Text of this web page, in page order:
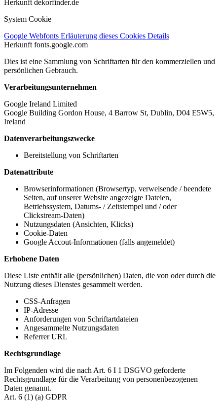
Herkunft dekorfinder.de
System Cookie
Google Webfonts Erläuterung dieses Cookies Details
Herkunft fonts.google.com
Dies ist eine Sammlung von Schriftarten für den kommerziellen und
persönlichen Gebrauch.
Verarbeitungsunternehmen
Google Ireland Limited
Google Building Gordon House, 4 Barrow St, Dublin, D04 E5W5,
Ireland
Datenverarbeitungszwecke
Bereitstellung von Schriftarten
Datenattribute
Browserinformationen (Browsertyp, verweisende / beendete
Seiten, auf unserer Website angezeigte Dateien,
Betriebssystem, Datums- / Zeitstempel und / oder
Clickstream-Daten)
Nutzungsdaten (Ansichten, Klicks)
Cookie-Daten
Google Accout-Informationen (falls angemeldet)
Erhobene Daten
Diese Liste enthält alle (persönlichen) Daten, die von oder durch die
Nutzung dieses Dienstes gesammelt werden.
CSS-Anfragen
IP-Adresse
Anforderungen von Schriftartdateien
Angesammelte Nutzungsdaten
Referrer URL
Rechtsgrundlage
Im Folgenden wird die nach Art. 6 I 1 DSGVO geforderte
Rechtsgrundlage für die Verarbeitung von personenbezogenen
Daten genannt.
Art. 6 (1) (a) GDPR